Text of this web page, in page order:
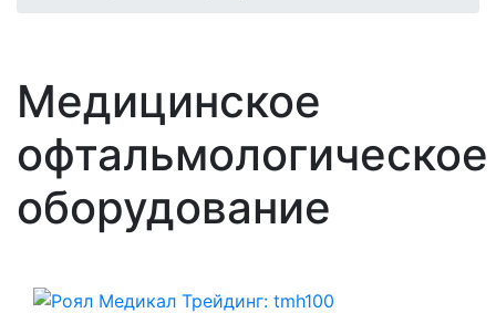
Медицинское
офтальмологическое
оборудование